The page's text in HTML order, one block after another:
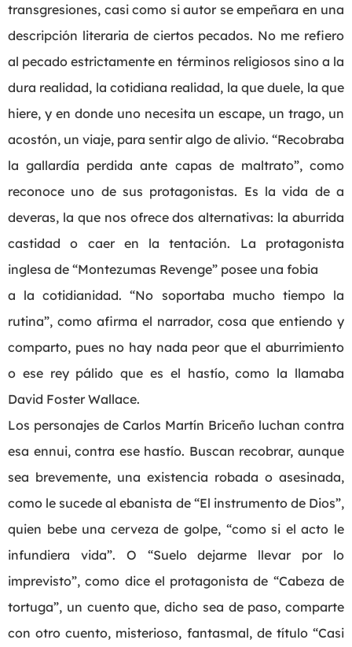
transgresiones, casi como si autor se empeñara en una
descripción literaria de ciertos pecados. No me refiero
al pecado estrictamente en términos religiosos sino a la
dura realidad, la cotidiana realidad, la que duele, la que
hiere, y en donde uno necesita un escape, un trago, un
acostón, un viaje, para sentir algo de alivio. “Recobraba
la gallardía perdida ante capas de maltrato”, como
reconoce uno de sus protagonistas. Es la vida de a
deveras, la que nos ofrece dos alternativas: la aburrida
castidad o caer en la tentación. La protagonista
inglesa de “Montezumas Revenge” posee una fobia
a la cotidianidad. “No soportaba mucho tiempo la
rutina”, como afirma el narrador, cosa que entiendo y
comparto, pues no hay nada peor que el aburrimiento
o ese rey pálido que es el hastío, como la llamaba
David Foster Wallace.
Los personajes de Carlos Martín Briceño luchan contra
esa ennui, contra ese hastío. Buscan recobrar, aunque
sea brevemente, una existencia robada o asesinada,
como le sucede al ebanista de “El instrumento de Dios”,
quien bebe una cerveza de golpe, “como si el acto le
infundiera vida”. O “Suelo dejarme llevar por lo
imprevisto”, como dice el protagonista de “Cabeza de
tortuga”, un cuento que, dicho sea de paso, comparte
con otro cuento, misterioso, fantasmal, de título “Casi